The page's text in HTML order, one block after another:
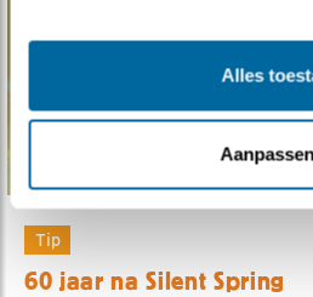
Alles
Tip
60 jaar na Silent Spring